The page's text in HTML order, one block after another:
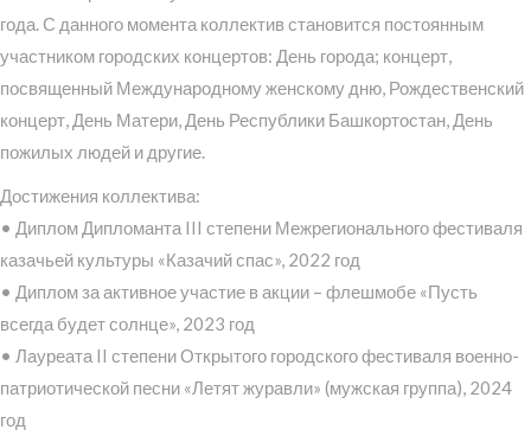
года. С данного момента коллектив становится постоянным
участником городских концертов: День города; концерт,
посвященный Международному женскому дню, Рождественский
концерт, День Матери, День Республики Башкортостан, День
пожилых людей и другие.
Достижения коллектива:
• Диплом Дипломанта III степени Межрегионального фестиваля
казачьей культуры «Казачий спас», 2022 год
• Диплом за активное участие в акции – флешмобе «Пусть
всегда будет солнце», 2023 год
• Лауреата II степени Открытого городского фестиваля военно-
патриотической песни «Летят журавли» (мужская группа), 2024
год